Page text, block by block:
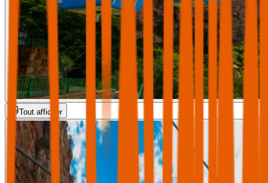
Tout afficher